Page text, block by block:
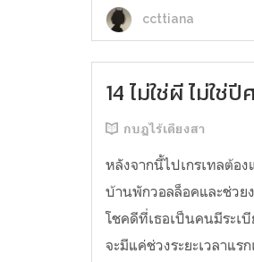
ccttiana
14 ไม่ใช่ผี ไ่ม่ใช่
กบฏไร้เดียงสา
หลังจากนี้ไปเกรเทลต้อ
บ้านพักวอลล็อคและช่วย
โชคดีที่เธอเป็นคนมีระเ
จะมีแค่ช่วงระยะเวลาแร